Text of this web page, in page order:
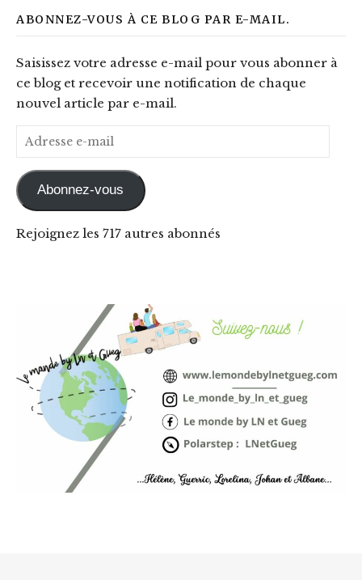
ABONNEZ-VOUS À CE BLOG PAR E-MAIL.
Saisissez votre adresse e-mail pour vous abonner à
ce blog et recevoir une notification de chaque
nouvel article par e-mail.
Adresse e-mail
Abonnez-vous
Rejoignez les 717 autres abonnés